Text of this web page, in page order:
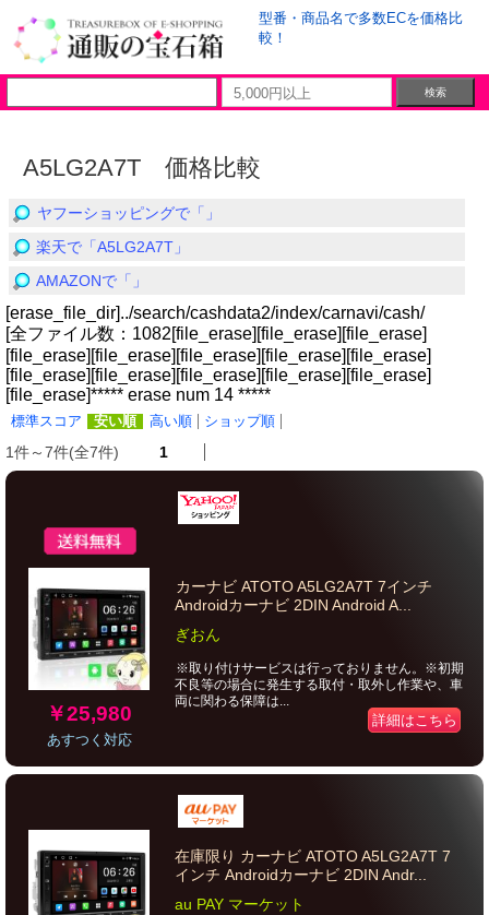
型番・商品名で多数ECを価格比
較！
A5LG2A7T 価格比較
ヤフーショッピングで「」
楽天で「A5LG2A7T」
AMAZONで「」
[erase_file_dir]../search/cashdata2/index/carnavi/cash/
[全ファイル数：1082[file_erase][file_erase][file_erase]
[file_erase][file_erase][file_erase][file_erase][file_erase]
[file_erase][file_erase][file_erase][file_erase][file_erase]
[file_erase]***** erase num 14 *****
標準スコア 安い順 高い順 ショップ順
1件～7件(全7件) 1
￥25,980
あすつく対応
カーナビ ATOTO A5LG2A7T 7インチ
Androidカーナビ 2DIN Android A...
ぎおん
※取り付けサービスは行っておりません。※初期
不良等の場合に発生する取付・取外し作業や、車
両に関わる保障は...
詳細はこちら
在庫限り カーナビ ATOTO A5LG2A7T 7
インチ Androidカーナビ 2DIN Andr...
au PAY マーケット